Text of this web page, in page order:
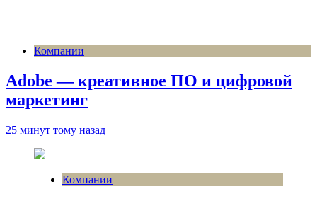
Компании
Adobe — креативное ПО и цифровой
маркетинг
25 минут тому назад
Компании